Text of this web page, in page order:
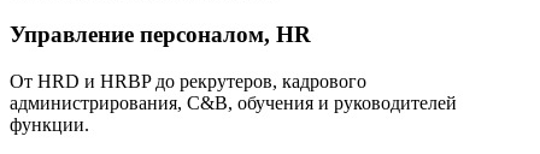
Управление персоналом, HR
От HRD и HRBP до рекрутеров, кадрового
администрирования, C&B, обучения и руководителей
функции.